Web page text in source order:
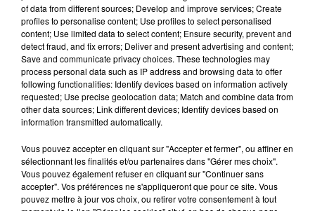
À LA UNE
20h00
of data from different sources; Develop and improve services; Create
profiles to personalise content; Use profiles to select personalised
content; Use limited data to select content; Ensure security, prevent and
detect fraud, and fix errors; Deliver and present advertising and content;
Save and communicate privacy choices. These technologies may
process personal data such as IP address and browsing data to offer
following functionalities: Identify devices based on information actively
requested; Use precise geolocation data; Match and combine data from
other data sources; Link different devices; Identify devices based on
information transmitted automatically.
Vous pouvez accepter en cliquant sur "Accepter et fermer", ou affiner en
sélectionnant les finalités et/ou partenaires dans "Gérer mes choix".
Vous pouvez également refuser en cliquant sur "Continuer sans
accepter". Vos préférences ne s'appliqueront que pour ce site. Vous
pouvez mettre à jour vos choix, ou retirer votre consentement à tout